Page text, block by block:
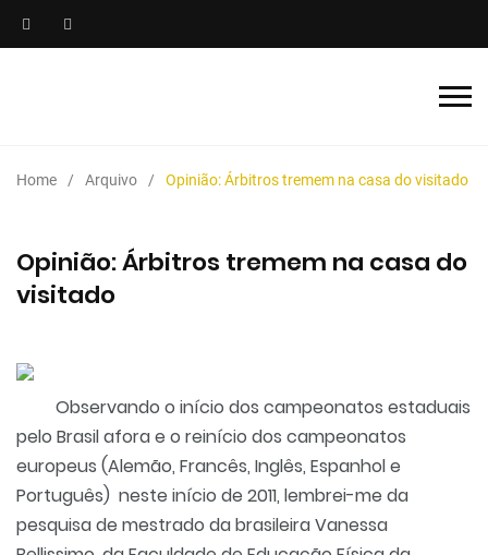
Home Arquivo Opinião: Árbitros tremem na casa do visitado
Opinião: Árbitros tremem na casa do
visitado
Observando o início dos campeonatos estaduais
pelo Brasil afora e o reinício dos campeonatos
europeus (Alemão, Francês, Inglês, Espanhol e
Português) neste início de 2011, lembrei-me da
pesquisa de mestrado da brasileira Vanessa